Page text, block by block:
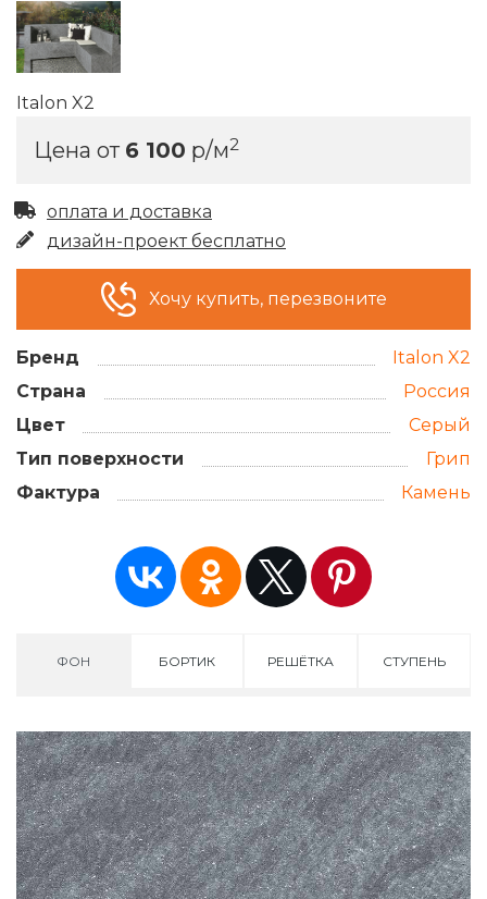
Italon X2
Цена от 6 100 р/м2
оплата и доставка
дизайн-проект бесплатно
Хочу купить, перезвоните
Бренд
Italon X2
Страна
Россия
Цвет
Серый
Тип поверхности
Грип
Фактура
Камень
ФОН БОРТИК РЕШЁТКА СТУПЕНЬ